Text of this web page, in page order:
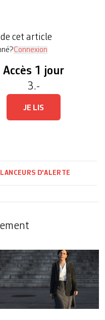
appelle […]
cet article
Connexion
Accès 1 jour
3.-
JE LIS
LANCEURS D'ALERTE